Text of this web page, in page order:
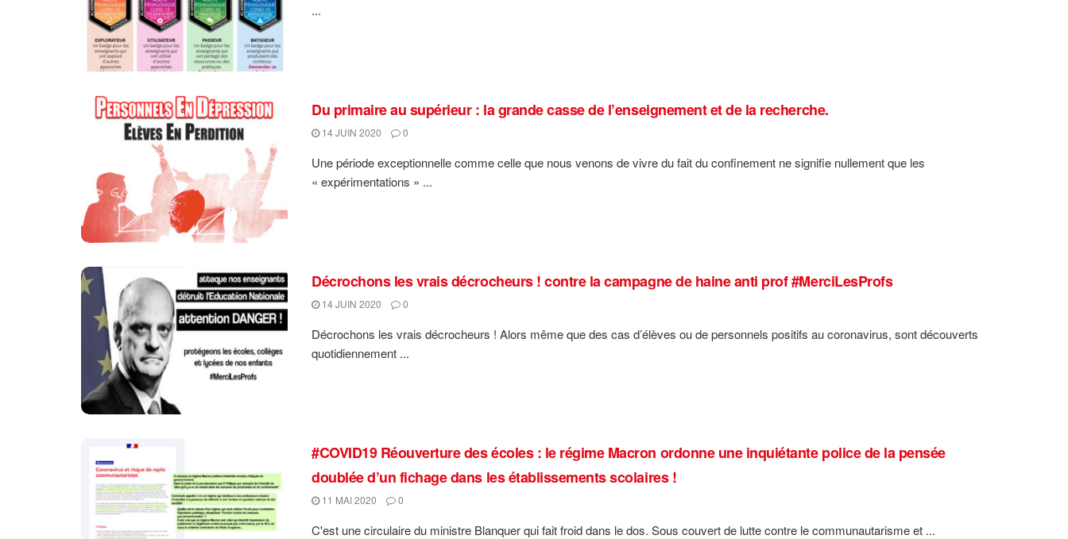
...
Du primaire au supérieur : la grande casse de l’enseignement et de la recherche.
14 JUIN 2020 0
Une période exceptionnelle comme celle que nous venons de vivre du fait du confinement ne signifie nullement que les
« expérimentations » ...
Décrochons les vrais décrocheurs ! contre la campagne de haine anti prof #MerciLesProfs
14 JUIN 2020 0
Décrochons les vrais décrocheurs ! Alors même que des cas d’élèves ou de personnels positifs au coronavirus, sont découverts
quotidiennement ...
#COVID19 Réouverture des écoles : le régime Macron ordonne une inquiétante police de la pensée
doublée d’un fichage dans les établissements scolaires !
11 MAI 2020 0
C'est une circulaire du ministre Blanquer qui fait froid dans le dos. Sous couvert de lutte contre le communautarisme et ...